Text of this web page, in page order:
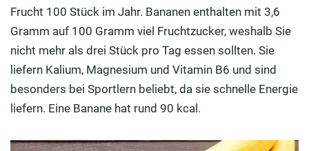
Frucht 100 Stück im Jahr. Bananen enthalten mit 3,6
Gramm auf 100 Gramm viel Fruchtzucker, weshalb Sie
nicht mehr als drei Stück pro Tag essen sollten. Sie
liefern Kalium, Magnesium und Vitamin B6 und sind
besonders bei Sportlern beliebt, da sie schnelle Energie
liefern. Eine Banane hat rund 90 kcal.